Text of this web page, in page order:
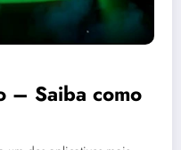
– Saiba como